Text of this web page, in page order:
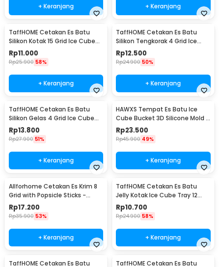
+ Keranjang + Keranjang
TaffHOME Cetakan Es Batu
Silikon Kotak 15 Grid Ice Cube
Tray - DY0971
Rp11.000
Rp25.900 58%
+ Keranjang
TaffHOME Cetakan Es Batu
Silikon Tengkorak 4 Grid Ice
Cube Mold - SKL142
Rp12.500
Rp24.900 50%
+ Keranjang
TaffHOME Cetakan Es Batu
Silikon Gelas 4 Grid Ice Cube
Mold - TM13027
Rp13.800
Rp27.900 51%
+ Keranjang
HAWXS Tempat Es Batu Ice
Cube Bucket 3D Silicone Mold -
C01
Rp23.500
Rp45.900 49%
+ Keranjang
Allforhome Cetakan Es Krim 8
Grid with Popsicle Sticks -
JS282
Rp17.200
Rp35.900 53%
+ Keranjang
TaffHOME Cetakan Es Batu
Jelly Kotak Ice Cube Tray 12
Grid - DY0972
Rp10.700
Rp24.900 58%
+ Keranjang
TaffHOME Cetakan Es Batu TaffHOME Cetakan Es Batu